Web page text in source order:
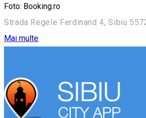
Foto: Booking.ro
Strada Regele Ferdinand 4, Sibiu
Mai multe